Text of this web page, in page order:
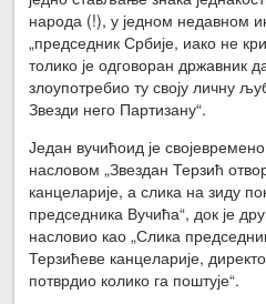
народа (!), у једном недавном
„председник Србије, иако не
толико је одговоран државник
злоупотребио ту своју личну
Звезди него Партизану“.
Један вучићоид је
насловом „Звездан Терзић
канцеларије, а слика на зиду
председника Вучића“, док је
насловио као „Слика
Терзићеве канцеларије,
потврдио колико га поштује“.